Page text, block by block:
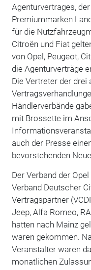
Agenturvertrages,
Premiummarken
für die
Citroën und Fiat
von Opel, Peugeot,
die Agenturverträge
Die Vertreter der drei
Händlerverbände
mit Brossette im
auch der Presse
bevorstehenden
Der Verband der
Verband Deutscher
Vertragspartner
Jeep, Alfa Romeo,
hatten nach Mainz
waren gekommen.
Veranstalter waren
monatlichen